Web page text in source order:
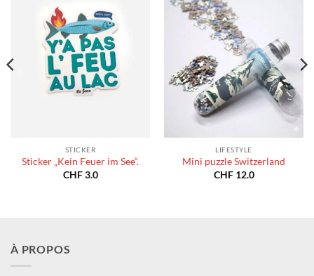
STICKER
Sticker „Kein Feuer im See“.
CHF3.0
LIFESTYLE
Mini puzzle Switzerland
CHF12.0
À PROPOS